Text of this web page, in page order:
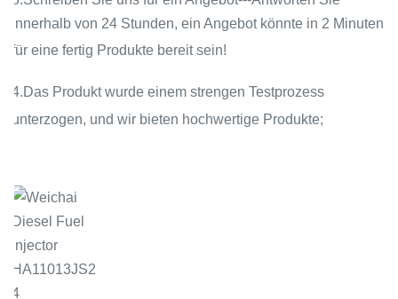
innerhalb von 24 Stunden, ein Angebot könnte in 2 Minuten
für eine fertig Produkte bereit sein!
4.Das Produkt wurde einem strengen Testprozess
unterzogen, und wir bieten hochwertige Produkte;